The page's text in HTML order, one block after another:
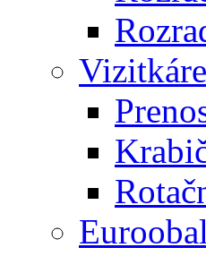
Vizitkáre